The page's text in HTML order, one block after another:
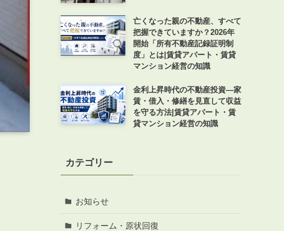
亡くなった親の不動産、すべて
把握できていますか？2026年
開始「所有不動産記録証明制
度」とは|賃貸アパート・賃貸
マンション経営の知識
金利上昇時代の不動産投資―家
賃・借入・修繕を見直して収益
を守る方法|賃貸アパート・賃
貸マンション経営の知識
カテゴリー
お知らせ
リフォーム・原状回復